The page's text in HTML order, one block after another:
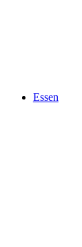
Essen